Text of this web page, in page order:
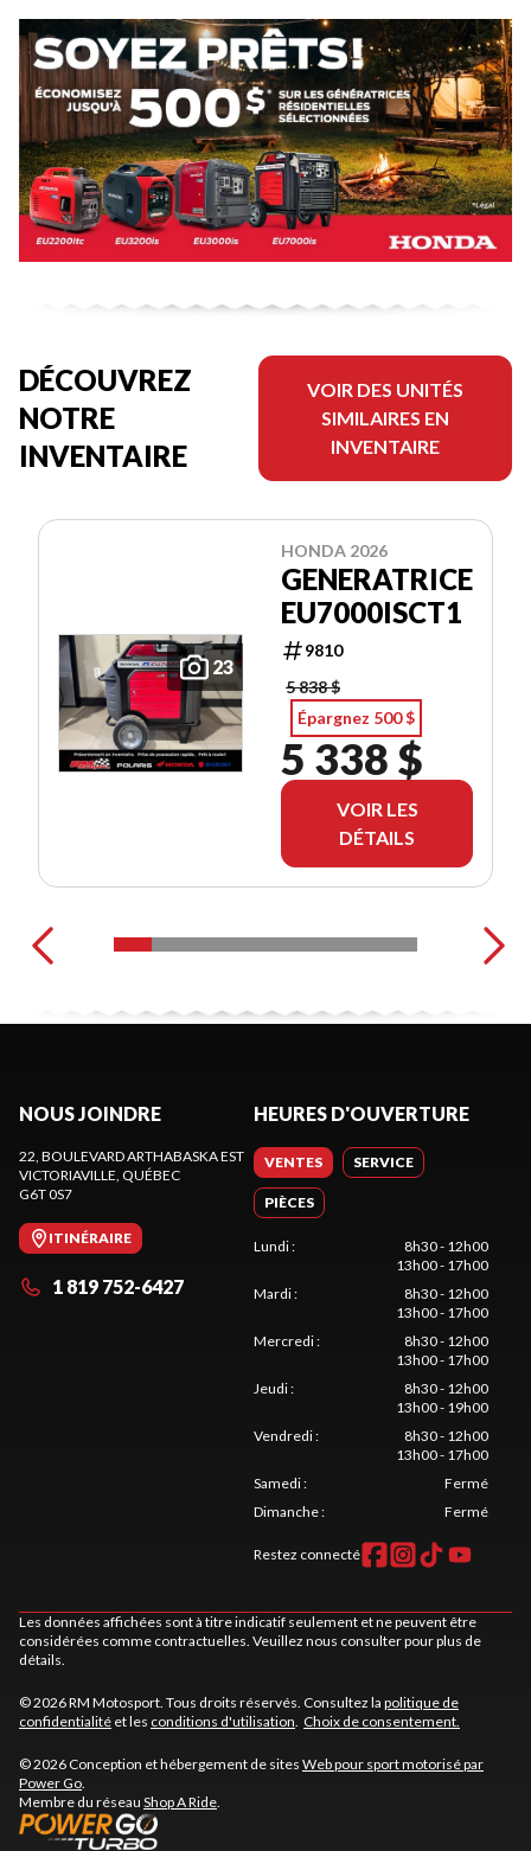
DÉCOUVREZ
NOTRE
INVENTAIRE
VOIR DES UNITÉS
SIMILAIRES EN
INVENTAIRE
23
HONDA 2026
GENERATRICE
EU7000ISCT1
9810
5 838 $
Épargnez 500 $
5 338 $
VOIR LES
DÉTAILS
NOUS JOINDRE
22, BOULEVARD ARTHABASKA EST
VICTORIAVILLE , QUÉBEC
G6T 0S7
ITINÉRAIRE
1 819 752-6427
HEURES D'OUVERTURE
VENTES SERVICE
PIÈCES
Lundi:
8h30 - 12h00
13h00 - 17h00
Mardi:
8h30 - 12h00
13h00 - 17h00
Mercredi:
8h30 - 12h00
13h00 - 17h00
Jeudi:
8h30 - 12h00
13h00 - 19h00
Vendredi:
8h30 - 12h00
13h00 - 17h00
Samedi:
Fermé
Dimanche: Fermé
Restez connecté
Les données affichées sont à titre indicatif seulement et ne peuvent être
considérées comme contractuelles. Veuillez nous consulter pour plus de
détails.
© 2026 RM Motosport. Tous droits réservés. Consultez la politique de
confidentialité et les conditions d'utilisation Choix de consentement.
© 2026 Conception et hébergement de sites Web pour sport motorisé par
Power Go
Membre du réseau Shop A Ride